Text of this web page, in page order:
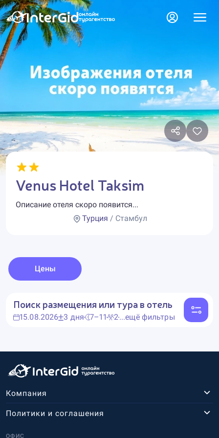
Venus Hotel Taksim
Описание отеля скоро появится...
Турция / Стамбул
Цены
Поиск размещения или тура в отель
15.08.2026 3 дня 7–11 2...ещё фильтры
Компания
ОФИС
Политики и соглашения